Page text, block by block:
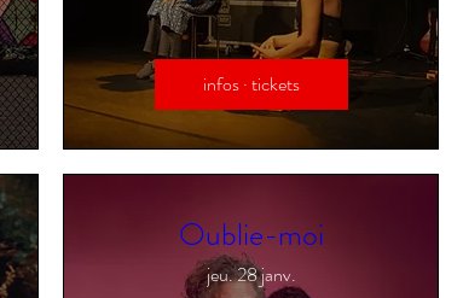
infos · tickets
Oublie-moi
jeu. 28 janv.